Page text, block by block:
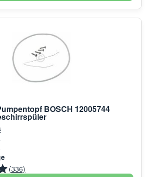
BOSCH 12005744
(336)